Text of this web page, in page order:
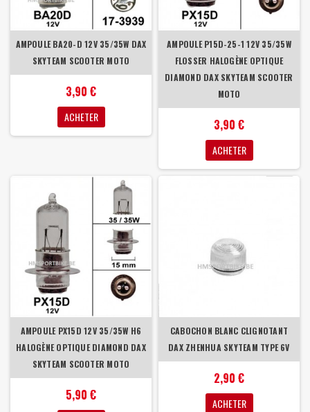
AMPOULE BA20-D 12V 35/35W DAX
SKYTEAM SCOOTER MOTO
3,90 €
ACHETER
AMPOULE P15D-25-1 12V 35/35W
FLOSSER HALOGÈNE OPTIQUE
DIAMOND DAX SKYTEAM SCOOTER
MOTO
3,90 €
ACHETER
AMPOULE PX15D 12V 35/35W H6
HALOGÈNE OPTIQUE DIAMOND DAX
SKYTEAM SCOOTER MOTO
5,90 €
CABOCHON BLANC CLIGNOTANT
DAX ZHENHUA SKYTEAM TYPE 6V
2,90 €
ACHETER